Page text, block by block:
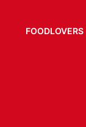
FOODLOVERS